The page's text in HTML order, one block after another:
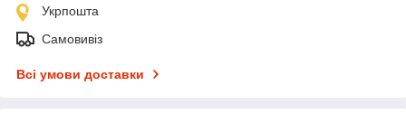
Укрпошта
Самовивіз
Всі умови доставки